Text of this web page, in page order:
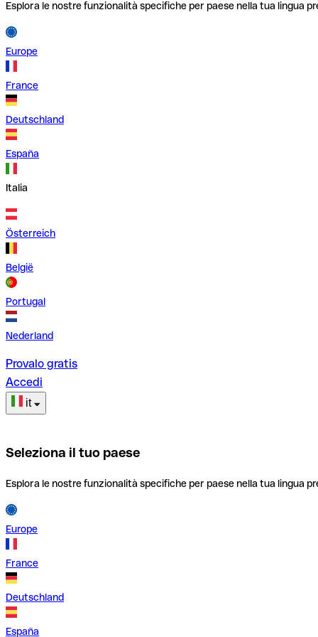
Esplora le nostre funzionalità specifiche per paese nella tua lingua
Europe
France
Deutschland
España
Italia
Österreich
België
Portugal
Nederland
Provalo gratis
Accedi
it
Seleziona il tuo paese
Esplora le nostre funzionalità specifiche per paese nella tua lingua
Europe
France
Deutschland
España